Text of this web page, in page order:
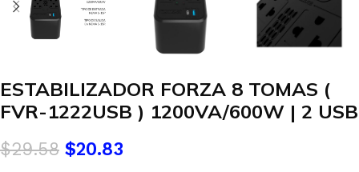
ESTABILIZADOR FORZA 8 TOMAS (
FVR-1222USB ) 1200VA/600W | 2 USB
$29.58 $20.83